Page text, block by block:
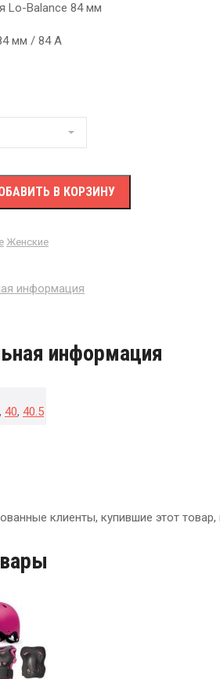
Lo-Balance 84 мм
мм / 84 A
В КОРЗИНУ
Женские
информация
информация
, 40, 40.5
клиенты, купившие этот